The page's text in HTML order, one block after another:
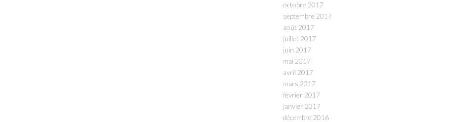
octobre 2017
septembre 2017
août 2017
juillet 2017
juin 2017
mai 2017
avril 2017
mars 2017
février 2017
janvier 2017
décembre 2016